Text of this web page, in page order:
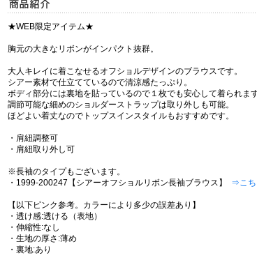
★WEB限定アイテム★
胸元の大きなリボンがインパクト抜群。
大人キレイに着こなせるオフショルデザインのブラウスです。
シアー素材で仕立てているので清涼感たっぷり。
ボディ部分には裏地を貼っているので１枚でも安心して着られます
調節可能な細めのショルダーストラップは取り外しも可能。
ほどよい着丈なのでトップスインスタイルもおすすめです。
・肩紐調整可
・肩紐取り外し可
※長袖のタイプもございます。
・1999-200247【シアーオフショルリボン長袖ブラウス】 ⇒こち
【以下ピンク参考。カラーにより多少の誤差あり】
・透け感:透ける（表地）
・伸縮性:なし
・生地の厚さ:薄め
・裏地:あり